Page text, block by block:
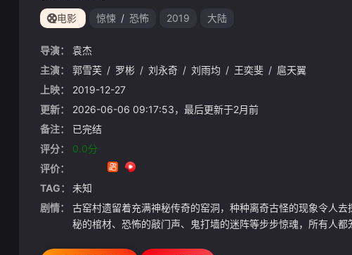
电影 惊悚 / 恐怖 2019 大陆
导演：
袁杰
主演：
郭雪芙 / 罗彬 / 刘永奇 / 刘雨均 / 王奕斐 / 扈天翼
上映：
2019-12-27
更新：
2026-06-06 09:17:53，最后更新于2月前
备注：
已完结
评分：
0.0分
评价：
TAG：
未知
剧情：
古窑村遗留着充满神秘传奇的窑洞，种种离奇古怪的现象令人
秘的棺材、恐怖的敲门声、鬼打墙的迷阵等步步惊魂，所有人